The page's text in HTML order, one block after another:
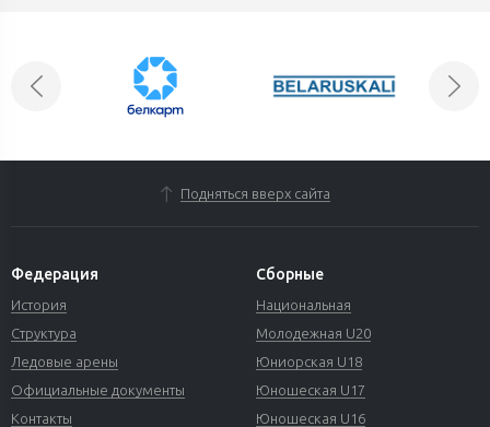
Подняться вверх сайта
Федерация
История
Структура
Ледовые арены
Официальные документы
Контакты
Сборные
Национальная
Молодежная U20
Юниорская U18
Юношеская U17
Юношеская U16